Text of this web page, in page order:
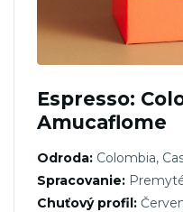
Espresso:
Amucaflome
Odroda: Colombia,
Spracovanie:
Chuťový profil: